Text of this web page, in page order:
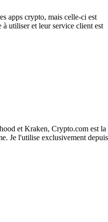
apps crypto, mais celle-ci est
utiliser et leur service client est
et Kraken, Crypto.com est la
Je l'utilise exclusivement depuis